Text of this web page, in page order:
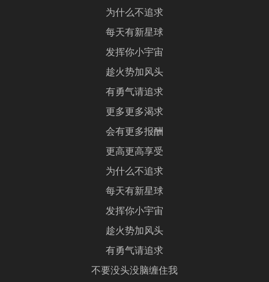
为什么不追求
每天有新星球
发挥你小宇宙
趁火势加风头
有勇气请追求
更多更多渴求
会有更多报酬
更高更高享受
为什么不追求
每天有新星球
发挥你小宇宙
趁火势加风头
有勇气请追求
不要没头没脑缠住我